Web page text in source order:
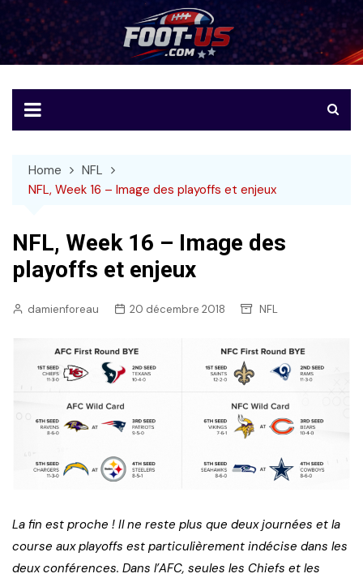
to
content
Foot-US
Le football américain en français
Home
NFL
NFL, Week 16 – Image des playoffs et enjeux
NFL, Week 16 – Image des
playoffs et enjeux
damienforeau 20 décembre 2018 NFL
La fin est proche ! Il ne reste plus que deux journées et la
course aux playoffs est particulièrement indécise dans les
deux conférences. Dans l’AFC, seules les Chiefs et les